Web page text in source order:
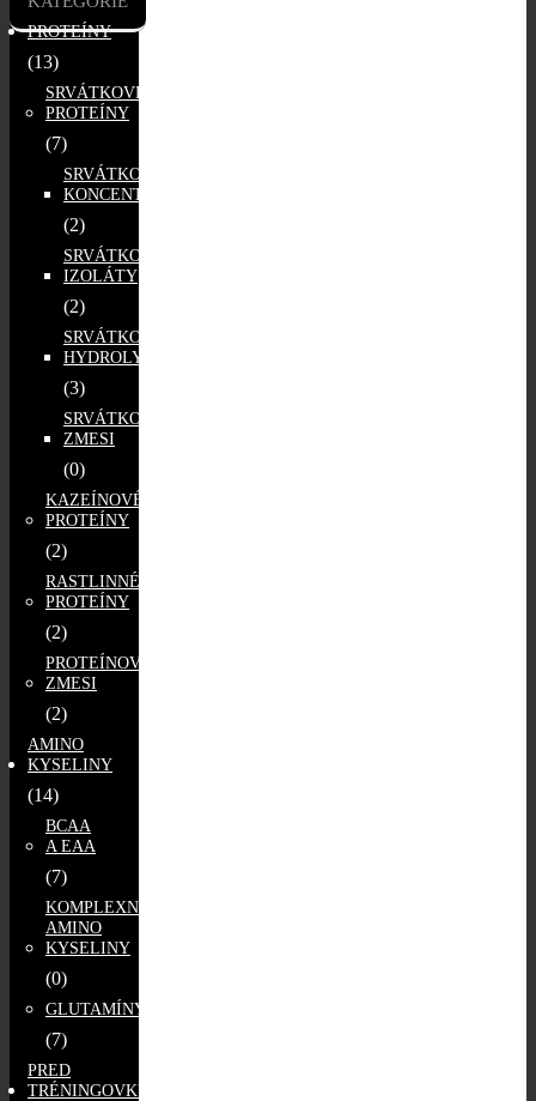
PROTEÍNY
(13)
SRVÁTKOVÉ
PROTEÍNY
(7)
SRVÁTKOVÉ
KONCENTRÁTY
(2)
SRVÁTKOVÉ
IZOLÁTY
(2)
SRVÁTKOVÉ
HYDROLYZÁTY
(3)
SRVÁTKOVÉ
ZMESI
(0)
KAZEÍNOVÉ
PROTEÍNY
(2)
RASTLINNÉ
PROTEÍNY
(2)
PROTEÍNOVÉ
ZMESI
(2)
AMINO
KYSELINY
(14)
BCAA
A EAA
(7)
KOMPLEXNÉ
AMINO
KYSELINY
(0)
GLUTAMÍNY
(7)
PRED
TRÉNINGOVKY